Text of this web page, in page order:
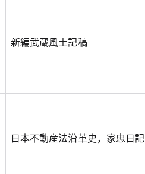
新編武蔵風土記稿
日本不動産法沿革史，家忠日